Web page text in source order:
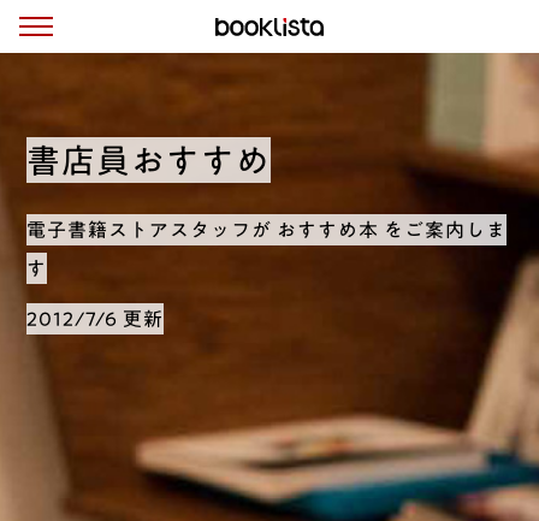
書店員おすすめ
電子書籍ストアスタッフが おすすめ本 をご案内しま
す
2012/7/6 更新